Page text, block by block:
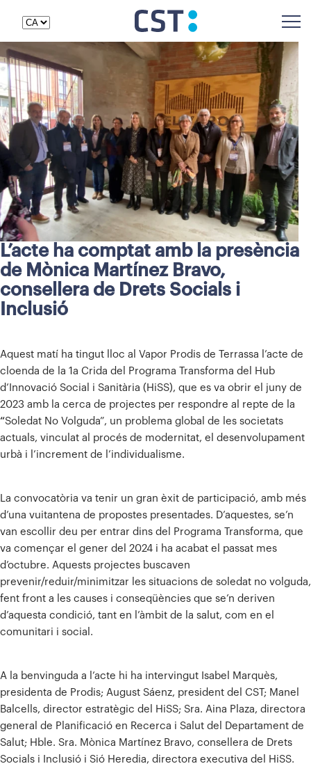
L’acte ha comptat amb la presència
de Mònica Martínez Bravo,
consellera de Drets Socials i
Inclusió
Aquest matí ha tingut lloc al Vapor Prodis de Terrassa l’acte de
cloenda de la 1a Crida del Programa Transforma del Hub
d’Innovació Social i Sanitària (HiSS), que es va obrir el juny de
2023 amb la cerca de projectes per respondre al repte de la
“Soledat No Volguda”, un problema global de les societats
actuals, vinculat al procés de modernitat, el desenvolupament
urbà i l’increment de l’individualisme.
La convocatòria va tenir un gran èxit de participació, amb més
d’una vuitantena de propostes presentades. D’aquestes, se’n
van escollir deu per entrar dins del Programa Transforma, que
va començar el gener del 2024 i ha acabat el passat mes
d’octubre. Aquests projectes buscaven
prevenir/reduir/minimitzar les situacions de soledat no volguda,
fent front a les causes i conseqüències que se’n deriven
d’aquesta condició, tant en l’àmbit de la salut, com en el
comunitari i social.
A la benvinguda a l’acte hi ha intervingut Isabel Marquès,
presidenta de Prodis; August Sáenz, president del CST; Manel
Balcells, director estratègic del HiSS; Sra. Aina Plaza, directora
general de Planificació en Recerca i Salut del Departament de
Salut; Hble. Sra. Mònica Martínez Bravo, consellera de Drets
Socials i Inclusió i Sió Heredia, directora executiva del HiSS.